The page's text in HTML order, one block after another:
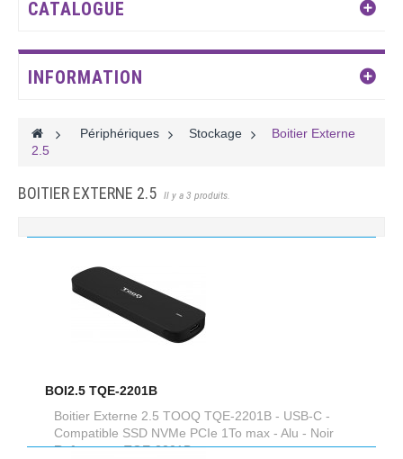
CATALOGUE
INFORMATION
> Périphériques > Stockage >
Boitier Externe
2.5
BOITIER EXTERNE 2.5 Il y a 3 produits.
BOI2.5 TQE-2201B
Boitier Externe 2.5 TOOQ TQE-2201B - USB-C -
Compatible SSD NVMe PCIe 1To max - Alu - Noir
Reference :TQE-2201B